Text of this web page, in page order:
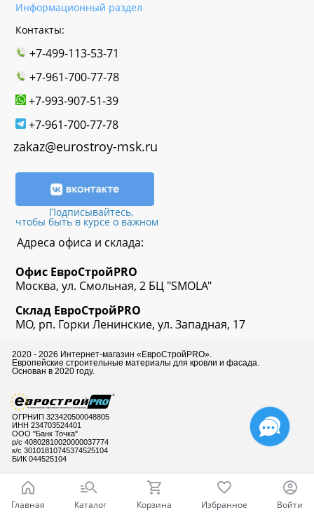
Информационный раздел
Контакты:
+7-499-113-53-71
+7-961-700-77-78
+7-993-907-51-39
+7-961-700-77-78
zakaz@eurostroy-msk.ru
Подписывайтесь,
чтобы быть в курсе о важном
Адреса офиса и склада:
Офис ЕвроСтройPRO
Москва, ул. Смольная, 2 БЦ "SMOLA"
Склад ЕвроСтройPRO
МО, рп. Горки Ленинские, ул. Западная, 17
2020 - 2026 Интернет-магазин «ЕвроСтройPRO».
Европейские строительные материалы для кровли и фасада.
Основан в 2020 году.
ОГРНИП 323420500048805
ИНН 234703524401
ООО "Банк Точка"
р/с 40802810020000037774
к/с 30101810745374525104
БИК 044525104
Главная Каталог Корзина Избранное Войти